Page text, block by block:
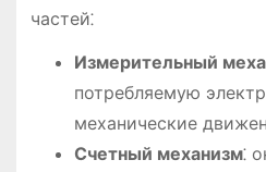
частей⁚
Измерительный
потребляемую
механические
Счетный механизм⁚